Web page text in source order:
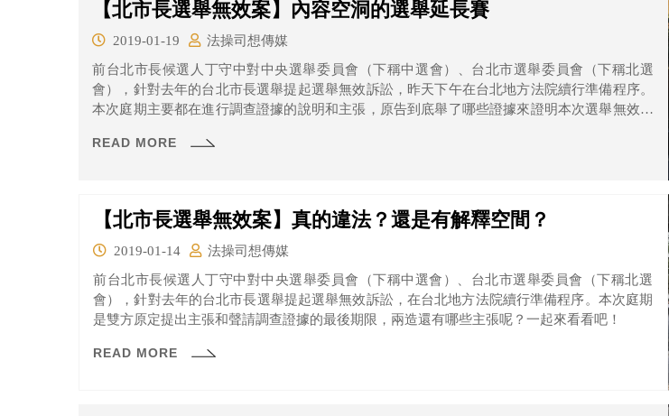
【北市長選舉無效案】內容空洞的選舉延長賽
2019-01-19
法操司想傳媒
前台北市長候選人丁守中對中央選舉委員會（下稱中選會）、台北市選舉委員會（下稱北選
會），針對去年的台北市長選舉提起選舉無效訴訟，昨天下午在台北地方法院續行準備程序。
本次庭期主要都在進行調查證據的說明和主張，原告到底舉了哪些證據來證明本次選舉無效，
READ MORE
【北市長選舉無效案】真的違法？還是有解釋空間？
2019-01-14
法操司想傳媒
前台北市長候選人丁守中對中央選舉委員會（下稱中選會）、台北市選舉委員會（下稱北選
會），針對去年的台北市長選舉提起選舉無效訴訟，在台北地方法院續行準備程序。本次庭期
是雙方原定提出主張和聲請調查證據的最後期限，兩造還有哪些主張呢？一起來看看吧！
READ MORE